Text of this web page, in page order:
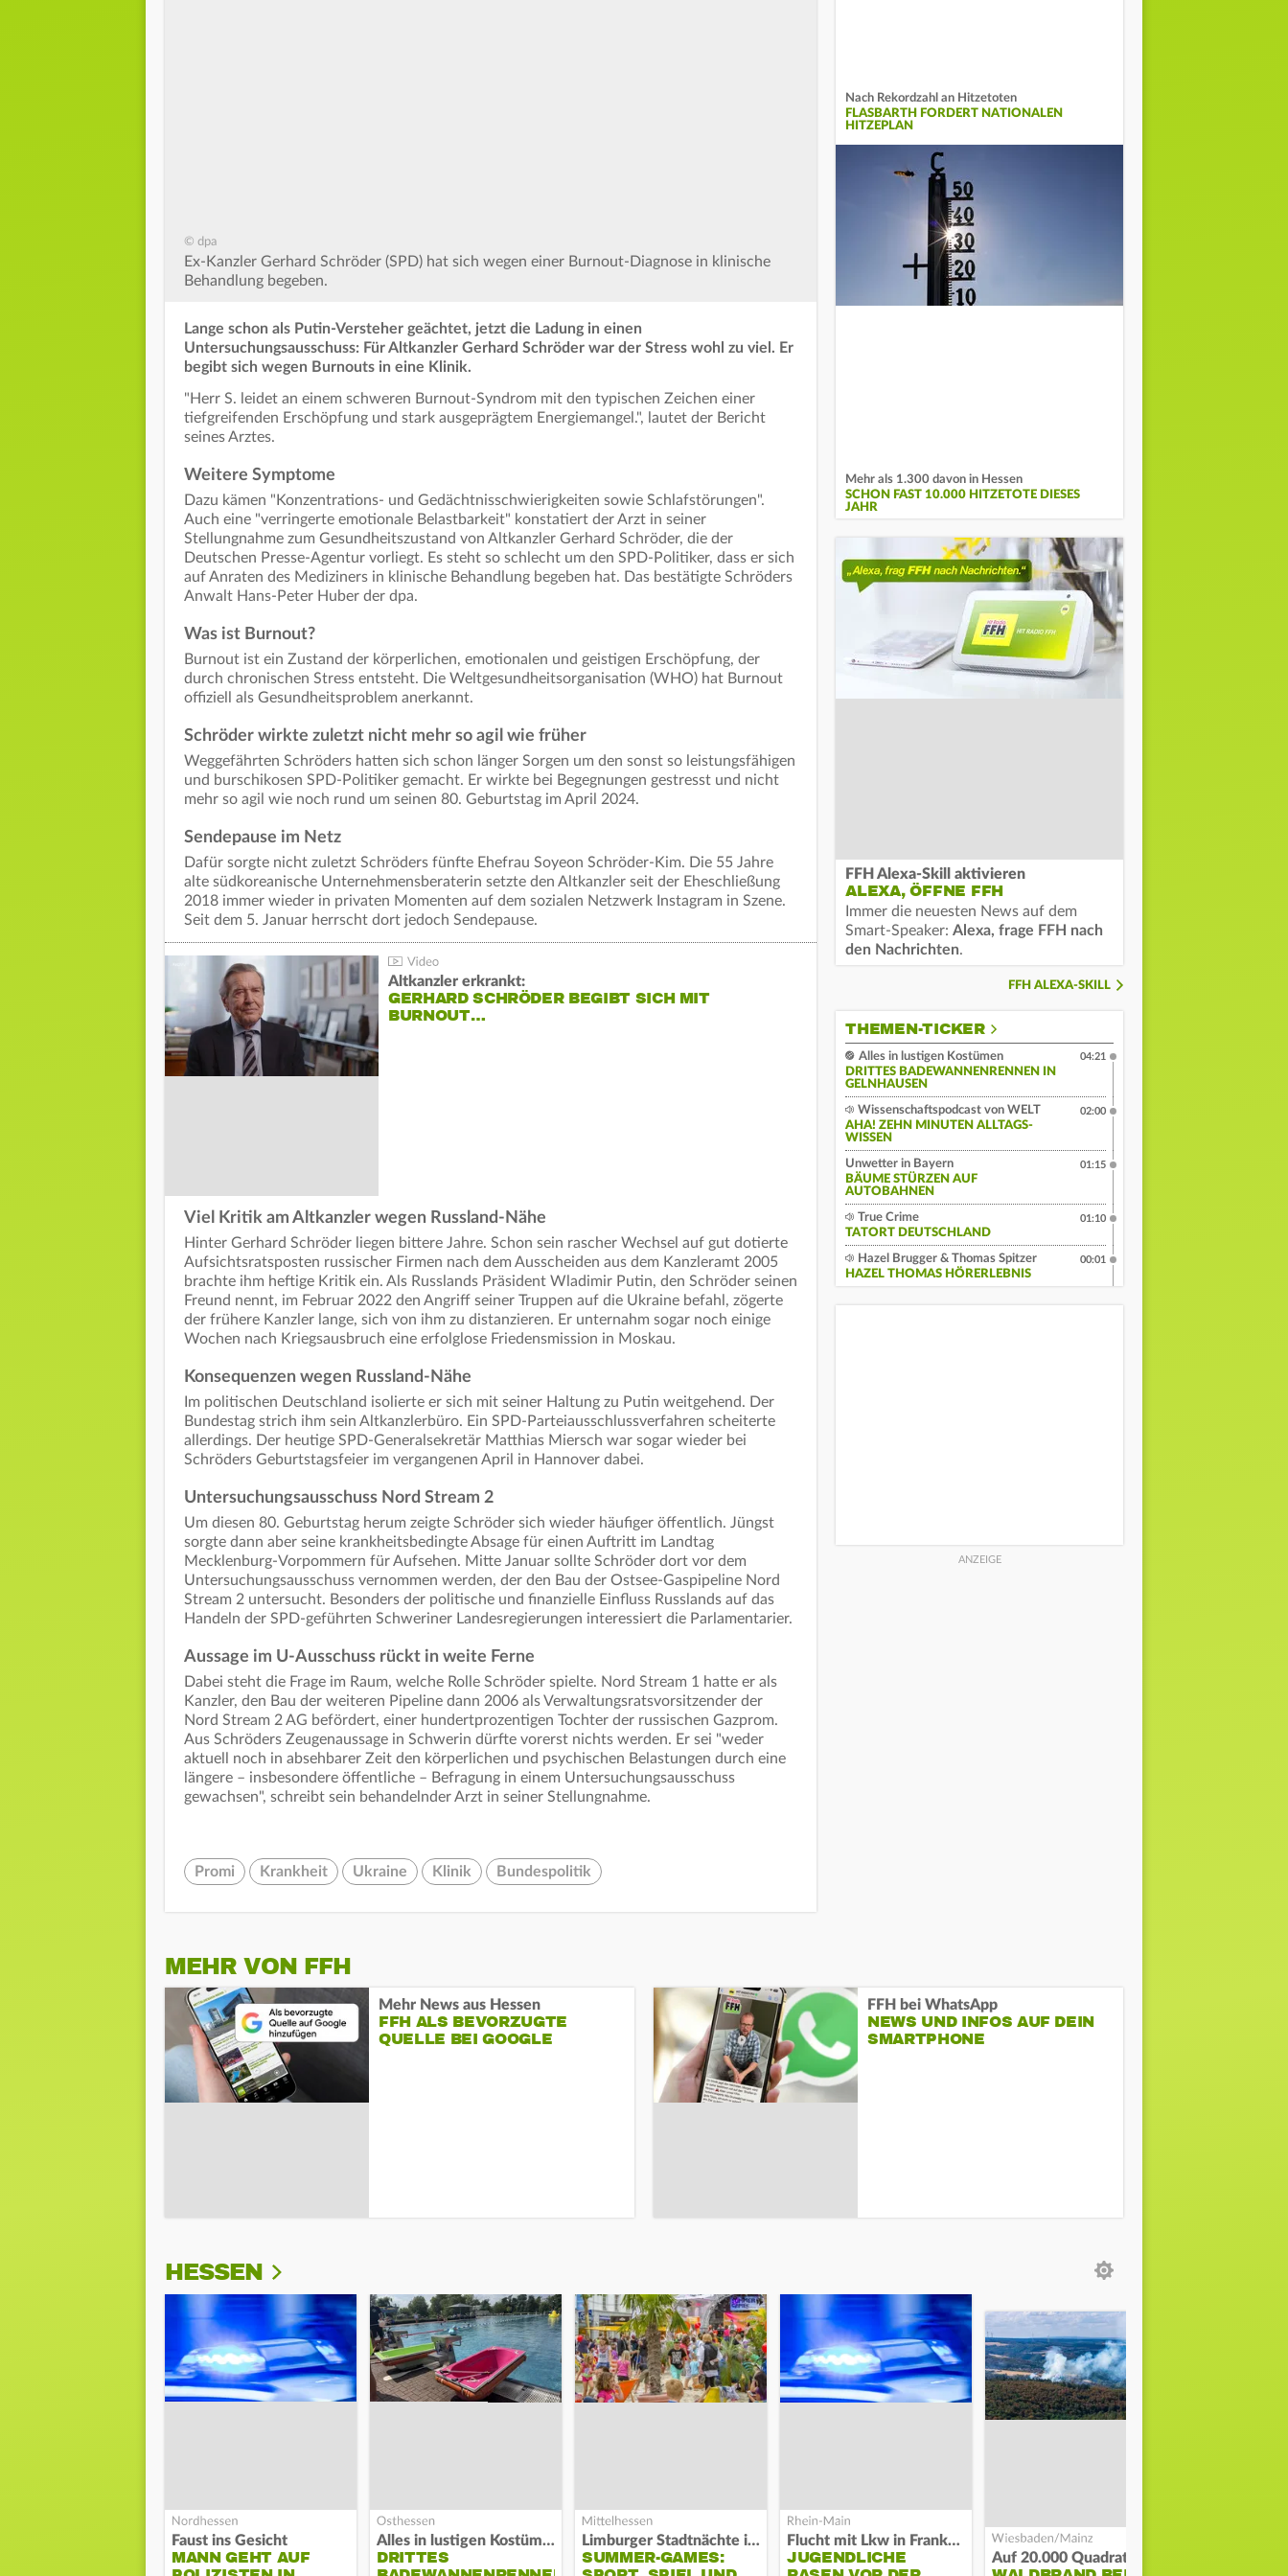
© dpa
Ex-Kanzler Gerhard Schröder (SPD) hat sich wegen einer Burnout-Diagnose in klinische
Behandlung begeben.
Lange schon als Putin-Versteher geächtet, jetzt die Ladung in einen
Untersuchungsausschuss: Für Altkanzler Gerhard Schröder war der Stress wohl zu viel. Er
begibt sich wegen Burnouts in eine Klinik.
"Herr S. leidet an einem schweren Burnout-Syndrom mit den typischen Zeichen einer
tiefgreifenden Erschöpfung und stark ausgeprägtem Energiemangel.", lautet der Bericht
seines Arztes.
Weitere Symptome
Dazu kämen "Konzentrations- und Gedächtnisschwierigkeiten sowie Schlafstörungen".
Auch eine "verringerte emotionale Belastbarkeit" konstatiert der Arzt in seiner
Stellungnahme zum Gesundheitszustand von Altkanzler Gerhard Schröder, die der
Deutschen Presse-Agentur vorliegt. Es steht so schlecht um den SPD-Politiker, dass er sich
auf Anraten des Mediziners in klinische Behandlung begeben hat. Das bestätigte Schröders
Anwalt Hans-Peter Huber der dpa.
Was ist Burnout?
Burnout ist ein Zustand der körperlichen, emotionalen und geistigen Erschöpfung, der
durch chronischen Stress entsteht. Die Weltgesundheitsorganisation (WHO) hat Burnout
offiziell als Gesundheitsproblem anerkannt.
Schröder wirkte zuletzt nicht mehr so agil wie früher
Weggefährten Schröders hatten sich schon länger Sorgen um den sonst so leistungsfähigen
und burschikosen SPD-Politiker gemacht. Er wirkte bei Begegnungen gestresst und nicht
mehr so agil wie noch rund um seinen 80. Geburtstag im April 2024.
Sendepause im Netz
Dafür sorgte nicht zuletzt Schröders fünfte Ehefrau Soyeon Schröder-Kim. Die 55 Jahre
alte südkoreanische Unternehmensberaterin setzte den Altkanzler seit der Eheschließung
2018 immer wieder in privaten Momenten auf dem sozialen Netzwerk Instagram in Szene.
Seit dem 5. Januar herrscht dort jedoch Sendepause.
Altkanzler erkrankt:
GERHARD SCHRÖDER BEGIBT SICH MIT
BURNOUT…
Viel Kritik am Altkanzler wegen Russland-Nähe
Hinter Gerhard Schröder liegen bittere Jahre. Schon sein rascher Wechsel auf gut dotierte
Aufsichtsratsposten russischer Firmen nach dem Ausscheiden aus dem Kanzleramt 2005
brachte ihm heftige Kritik ein. Als Russlands Präsident Wladimir Putin, den Schröder seinen
Freund nennt, im Februar 2022 den Angriff seiner Truppen auf die Ukraine befahl, zögerte
der frühere Kanzler lange, sich von ihm zu distanzieren. Er unternahm sogar noch einige
Wochen nach Kriegsausbruch eine erfolglose Friedensmission in Moskau.
Konsequenzen wegen Russland-Nähe
Im politischen Deutschland isolierte er sich mit seiner Haltung zu Putin weitgehend. Der
Bundestag strich ihm sein Altkanzlerbüro. Ein SPD-Parteiausschlussverfahren scheiterte
allerdings. Der heutige SPD-Generalsekretär Matthias Miersch war sogar wieder bei
Schröders Geburtstagsfeier im vergangenen April in Hannover dabei.
Untersuchungsausschuss Nord Stream 2
Um diesen 80. Geburtstag herum zeigte Schröder sich wieder häufiger öffentlich. Jüngst
sorgte dann aber seine krankheitsbedingte Absage für einen Auftritt im Landtag
Mecklenburg-Vorpommern für Aufsehen. Mitte Januar sollte Schröder dort vor dem
Untersuchungsausschuss vernommen werden, der den Bau der Ostsee-Gaspipeline Nord
Stream 2 untersucht. Besonders der politische und finanzielle Einfluss Russlands auf das
Handeln der SPD-geführten Schweriner Landesregierungen interessiert die Parlamentarier.
Aussage im U-Ausschuss rückt in weite Ferne
Dabei steht die Frage im Raum, welche Rolle Schröder spielte. Nord Stream 1 hatte er als
Kanzler, den Bau der weiteren Pipeline dann 2006 als Verwaltungsratsvorsitzender der
Nord Stream 2 AG befördert, einer hundertprozentigen Tochter der russischen Gazprom.
Aus Schröders Zeugenaussage in Schwerin dürfte vorerst nichts werden. Er sei "weder
aktuell noch in absehbarer Zeit den körperlichen und psychischen Belastungen durch eine
längere – insbesondere öffentliche – Befragung in einem Untersuchungsausschuss
gewachsen", schreibt sein behandelnder Arzt in seiner Stellungnahme.
Promi Krankheit Ukraine Klinik Bundespolitik
Nach Rekordzahl an Hitzetoten
FLASBARTH FORDERT NATIONALEN
HITZEPLAN
Mehr als 1.300 davon in Hessen
SCHON FAST 10.000 HITZETOTE DIESES
JAHR
FFH Alexa-Skill aktivieren
ALEXA, ÖFFNE FFH
Immer die neuesten News auf dem
Smart-Speaker: Alexa, frage FFH nach
den Nachrichten.
FFH ALEXA-SKILL
THEMEN-TICKER
Alles in lustigen Kostümen
DRITTES BADEWANNENRENNEN IN
GELNHAUSEN
04:21
Wissenschaftspodcast von WELT
AHA! ZEHN MINUTEN ALLTAGS-
WISSEN
02:00
Unwetter in Bayern
BÄUME STÜRZEN AUF
AUTOBAHNEN
01:15
True Crime
TATORT DEUTSCHLAND
01:10
Hazel Brugger & Thomas Spitzer
HAZEL THOMAS HÖRERLEBNIS
00:01
MEHR VON FFH
Mehr News aus Hessen
FFH ALS BEVORZUGTE
QUELLE BEI GOOGLE
FFH bei WhatsApp
NEWS UND INFOS AUF DEIN
SMARTPHONE
HESSEN
Faust ins Gesicht
MANN GEHT AUF
Alles in lustigen Kostümen
DRITTES
Limburger Stadtnächte im Sand
SUMMER-GAMES:
Flucht mit Lkw in Frankfurt
JUGENDLICHE